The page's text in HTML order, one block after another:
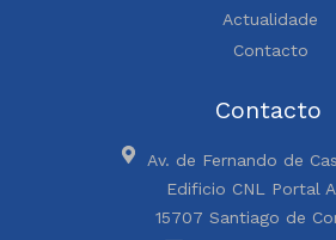
Actualidade
Contacto
Contacto
Av. de Fernando de
Edificio CNL Portal
15707 Santiago de